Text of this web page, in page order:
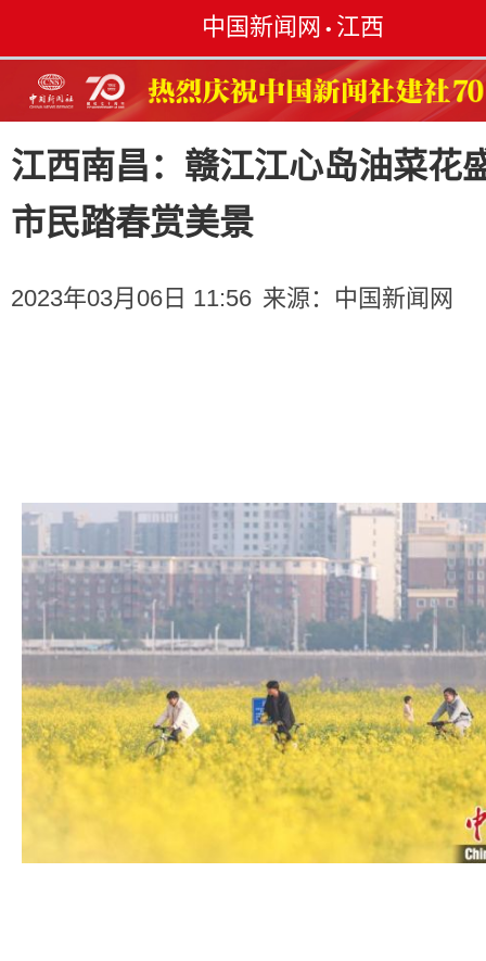
中国新闻网 • 江西
江西南昌：赣江江心岛油菜花
市民踏春赏美景
2023年03月06日 11:56 来源： 中国新闻网